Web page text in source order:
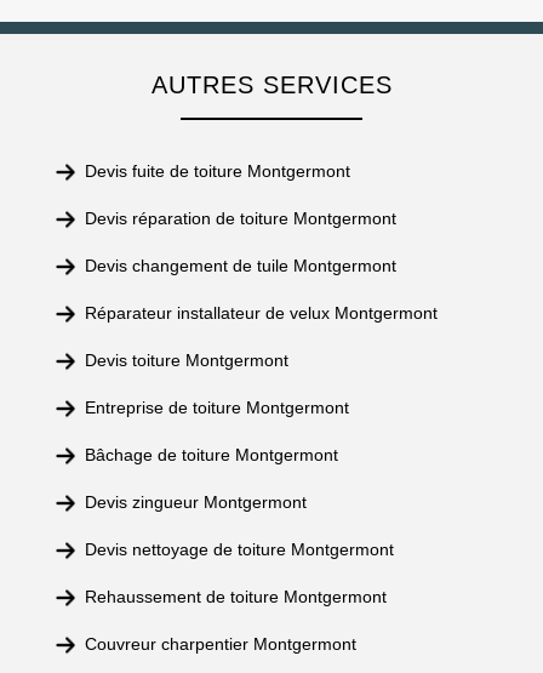
AUTRES SERVICES
Devis fuite de toiture Montgermont
Devis réparation de toiture Montgermont
Devis changement de tuile Montgermont
Réparateur installateur de velux Montgermont
Devis toiture Montgermont
Entreprise de toiture Montgermont
Bâchage de toiture Montgermont
Devis zingueur Montgermont
Devis nettoyage de toiture Montgermont
Rehaussement de toiture Montgermont
Couvreur charpentier Montgermont